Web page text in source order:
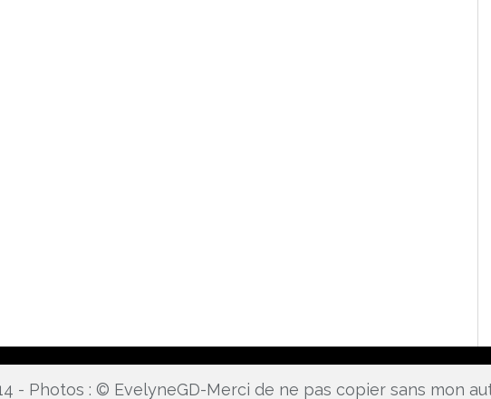
- Photos : © EvelyneGD-Merci de ne pas copier sans mon